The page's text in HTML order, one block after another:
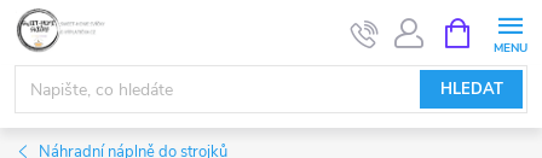
Přejít
obsah
HLEDAT
NÁKUPNÍ
KOŠÍK
Náhradní náplně do strojků